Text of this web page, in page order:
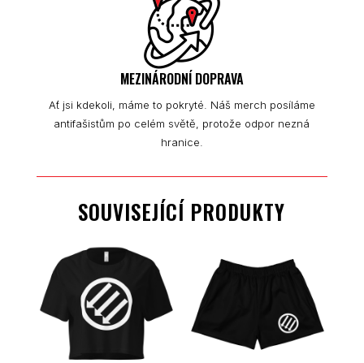
MEZINÁRODNÍ DOPRAVA
Ať jsi kdekoli, máme to pokryté. Náš merch posíláme
antifašistům po celém světě, protože odpor nezná
hranice.
SOUVISEJÍCÍ PRODUKTY